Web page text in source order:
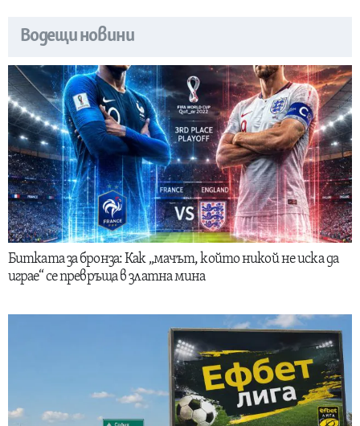
Водещи новини
Битката за бронза: Как „мачът, който никой не иска да
играе“ се превръща в златна мина